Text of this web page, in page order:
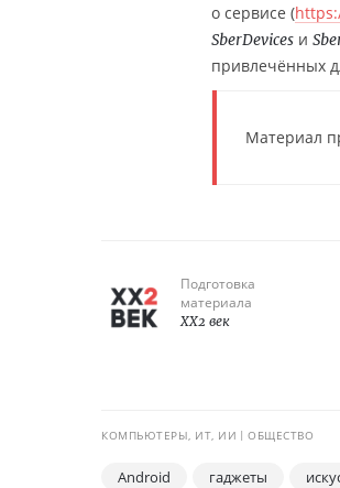
о сервисе (
SberDevices и
привлечённых
Материал
Подготовка
материала
XX2 век
КОМПЬЮТЕРЫ, ИТ, ИИ ОБЩЕСТВО
Android гаджеты